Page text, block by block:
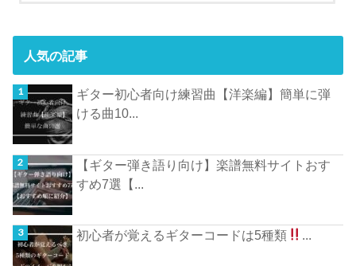
人気の記事
ギター初心者向け練習曲【洋楽編】簡単に弾
ける曲10...
【ギター弾き語り向け】楽譜無料サイトおす
すめ7選【...
初心者が覚えるギターコードは5種類 ...